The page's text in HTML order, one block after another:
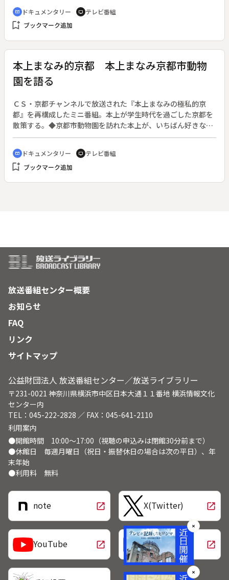
cinematic_blur ドキュメンタリー tv テレビ番組
bookmark_add ブックマーク追加
本上まなみ的京都 本上まなみ京都市動物
園を語る
ＣＳ・京都チャンネルで放送された『本上まなみの極私的京
都』を再構成したミニ番組。本上が学生時代を過ごした京都を
散策する。◆京都市動物園を訪れた本上が、いちばん好きな動
物を紹介する。
cinematic_blur ドキュメンタリー tv テレビ番組
bookmark_add ブックマーク追加
放送番組センター概要
お知らせ
FAQ
リンク
サイトマップ
公益財団法人 放送番組センター／放送ライブラリー
〒231-0021 神奈川県横浜市中区日本大通１１番地 横浜情報文化
センター内
TEL：045-222-2828 ／ FAX：045-641-2110
利用案内
●開館時間 10:00～17:00（視聴の申込みは閉館30分前まで）
●休館日 毎週月曜日（祝日・振替休日の場合は次の平日）、年
末年始
●利用料 無料
note open_in_new X(Twitter) open_in_new
YouTube open_in_new LINE open_in_new
✕
✕